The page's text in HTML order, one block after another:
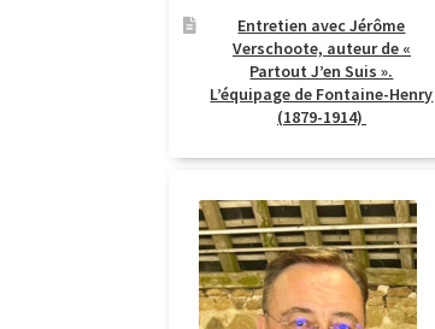
Entretien avec Jérôme
Verschoote, auteur de «
Partout J’en Suis ».
L’équipage de Fontaine-Henry
(1879-1914)